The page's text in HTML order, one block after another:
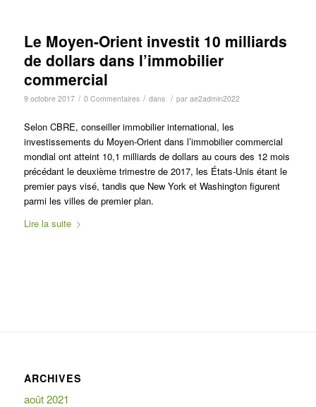
Le Moyen-Orient investit 10 milliards
de dollars dans l’immobilier
commercial
9 octobre 2017 / 0 Commentaires / dans / par ae2admin2022
Selon CBRE, conseiller immobilier international, les
investissements du Moyen-Orient dans l’immobilier commercial
mondial ont atteint 10,1 milliards de dollars au cours des 12 mois
précédant le deuxième trimestre de 2017, les États-Unis étant le
premier pays visé, tandis que New York et Washington figurent
parmi les villes de premier plan.
Lire la suite
ARCHIVES
août 2021